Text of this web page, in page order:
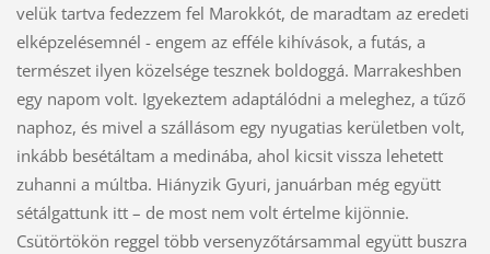
velük tartva fedezzem fel Marokkót, de maradtam az eredeti
elképzelésemnél - engem az efféle kihívások, a futás, a
természet ilyen közelsége tesznek boldoggá. Marrakeshben
egy napom volt. Igyekeztem adaptálódni a meleghez, a tűző
naphoz, és mivel a szállásom egy nyugatias kerületben volt,
inkább besétáltam a medinába, ahol kicsit vissza lehetett
zuhanni a múltba. Hiányzik Gyuri, januárban még együtt
sétálgattunk itt – de most nem volt értelme kijönnie.
Csütörtökön reggel több versenyzőtársammal együtt buszra